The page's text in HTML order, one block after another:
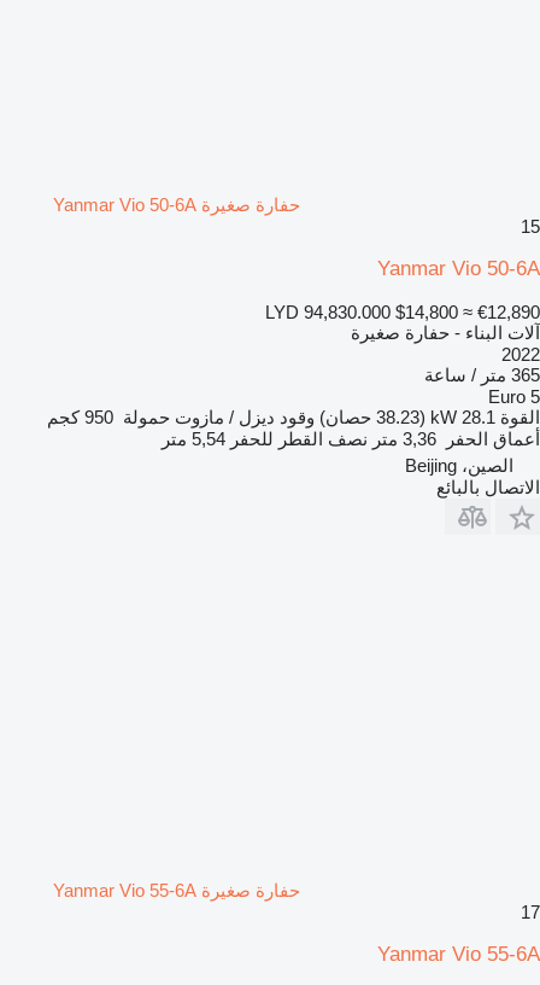
حفارة صغيرة Yanmar Vio 50-6A
15
Yanmar Vio 50-6A
LYD 94,830.000 $14,800 ≈ €12,890
آلات البناء - حفارة صغيرة
2022
365 متر / ساعة
Euro 5
القوة 28.1 kW (38.23 حصان) وقود ديزل / مازوت حمولة 950 كجم
أعماق الحفر
3,36 متر نصف القطر للحفر 5,54 متر
الصين، Beijing
الاتصال بالبائع
حفارة صغيرة Yanmar Vio 55-6A
17
Yanmar Vio 55-6A